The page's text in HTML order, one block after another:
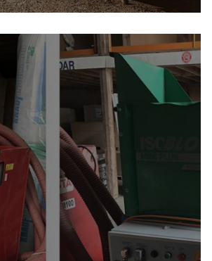
possèdent
et uncamion plateaua